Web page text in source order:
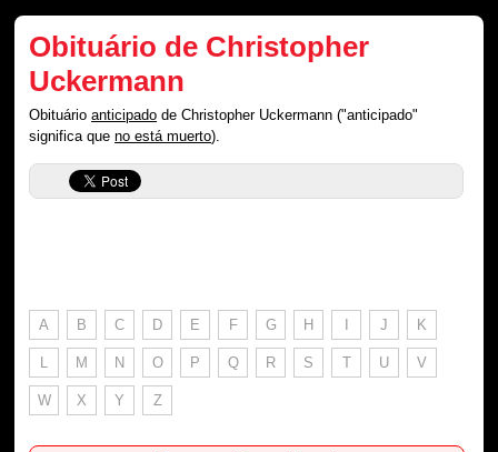
Obituário de Christopher
Uckermann
Obituárioanticipado de Christopher Uckermann ("anticipado"
significa queno está muerto).
A B C D E F G H I J K
L M N O P Q R S T U V
W X Y Z